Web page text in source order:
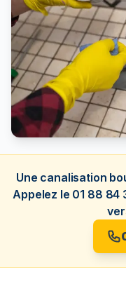
Une canalisation
Appelez le 01 88 84